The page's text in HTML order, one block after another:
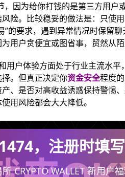
因为给你打钱的是第三方用
险。比较稳妥的做法是：只使
的要求，遇到异常情况时保留
用户贪便宜或图省事，贸然从陌
用户体验方面处于行业主流水
。但真正决定你资金安全程度
、是否对高收益诱惑保持警惕
用风险都会大大降低。
，注册时填
每天自动到你账
CRYPTO WALLET 新用户